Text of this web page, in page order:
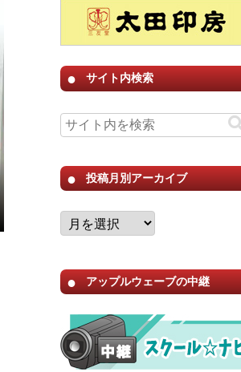
サイト内検索
投稿月別アーカイブ
アップルウェーブの中継